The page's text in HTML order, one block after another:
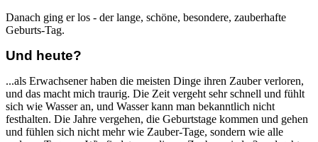
Danach ging er los - der lange, schöne, besondere, zauberhafte
Geburts-Tag.
Und heute?
...als Erwachsener haben die meisten Dinge ihren Zauber verloren,
und das macht mich traurig. Die Zeit vergeht sehr schnell und fühlt
sich wie Wasser an, und Wasser kann man bekanntlich nicht
festhalten. Die Jahre vergehen, die Geburtstage kommen und gehen
und fühlen sich nicht mehr wie Zauber-Tage, sondern wie alle